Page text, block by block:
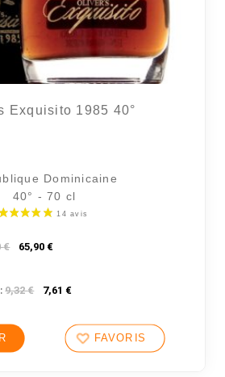
Exquisito 1985 40°
Dominicaine
40° - 70 cl
€ Le prix initial était : 89,90 €.
65,90 €Le prix actuel est : 65,90 €.
9,32€ Le prix initial était : 9,32 €.
7,61 €Le prix actuel est : 7,61 €.
FAVORIS